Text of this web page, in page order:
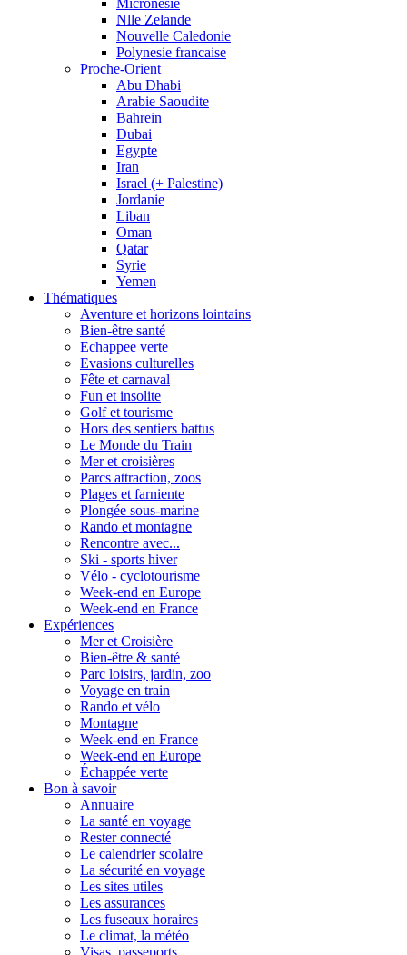
Micronesie
Nlle Zelande
Nouvelle Caledonie
Polynesie francaise
Proche-Orient
Abu Dhabi
Arabie Saoudite
Bahrein
Dubai
Egypte
Iran
Israel (+ Palestine)
Jordanie
Liban
Oman
Qatar
Syrie
Yemen
Thématiques
Aventure et horizons lointains
Bien-être santé
Echappee verte
Evasions culturelles
Fête et carnaval
Fun et insolite
Golf et tourisme
Hors des sentiers battus
Le Monde du Train
Mer et croisières
Parcs attraction, zoos
Plages et farniente
Plongée sous-marine
Rando et montagne
Rencontre avec...
Ski - sports hiver
Vélo - cyclotourisme
Week-end en Europe
Week-end en France
Expériences
Mer et Croisière
Bien-être & santé
Parc loisirs, jardin, zoo
Voyage en train
Rando et vélo
Montagne
Week-end en France
Week-end en Europe
Échappée verte
Bon à savoir
Annuaire
La santé en voyage
Rester connecté
Le calendrier scolaire
La sécurité en voyage
Les sites utiles
Les assurances
Les fuseaux horaires
Le climat, la météo
Visas, passeports